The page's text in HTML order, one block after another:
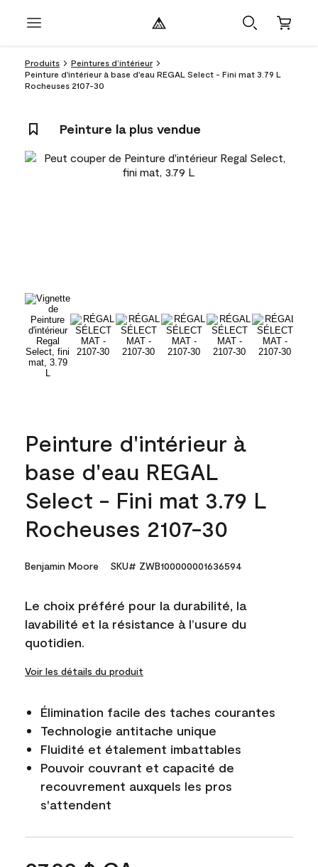
Produits
Peintures d’intérieur
Peinture d'intérieur à base d'eau REGAL Select - Fini mat 3.79 L
Rocheuses 2107-30
Peinture la plus vendue
Peinture d'intérieur à
base d'eau REGAL
Select - Fini mat 3.79 L
Rocheuses 2107-30
Benjamin Moore SKU# ZWB100000001636594
Le choix préféré pour la durabilité, la
lavabilité et la résistance à l’usure du
quotidien.
Voir les détails du produit
Élimination facile des taches courantes
Technologie antitache unique
Fluidité et étalement imbattables
Pouvoir couvrant et capacité de
recouvrement auxquels les pros
s'attendent